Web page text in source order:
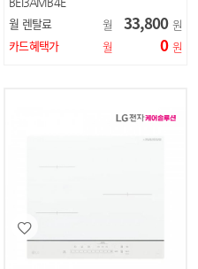
월 렌탈료 월 33,800 원
카드혜택가
월 0 원